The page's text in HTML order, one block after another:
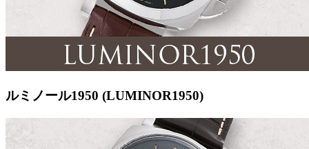
ルミノール1950 (LUMINOR1950)